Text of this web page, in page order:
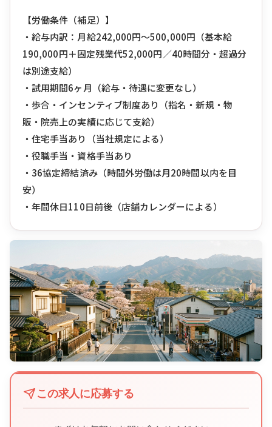
【労働条件（補足）】
・給与内訳：月給242,000円〜500,000円（基本給
190,000円＋固定残業代52,000円／40時間分・超過分
は別途支給）
・試用期間6ヶ月（給与・待遇に変更なし）
・歩合・インセンティブ制度あり（指名・新規・物
販・院売上の実績に応じて支給）
・住宅手当あり（当社規定による）
・役職手当・資格手当あり
・36協定締結済み（時間外労働は月20時間以内を目
安）
・年間休日110日前後（店舗カレンダーによる）
この求人に応募する